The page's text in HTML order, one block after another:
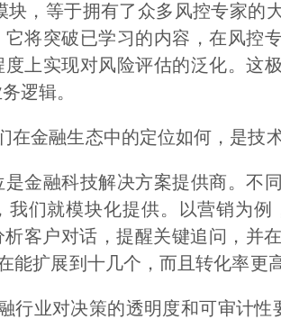
块，等于拥有了众多风控专家的
将突破已学习的内容，在风控
上实现对风险评估的泛化。这
逻辑。
金融生态中的定位如何，是技
融科技解决方案提供商。不同
我们就模块化提供。以营销为
客户对话，提醒关键追问，并
能扩展到十几个，而且转化率更高
业对决策的透明度和可审计性